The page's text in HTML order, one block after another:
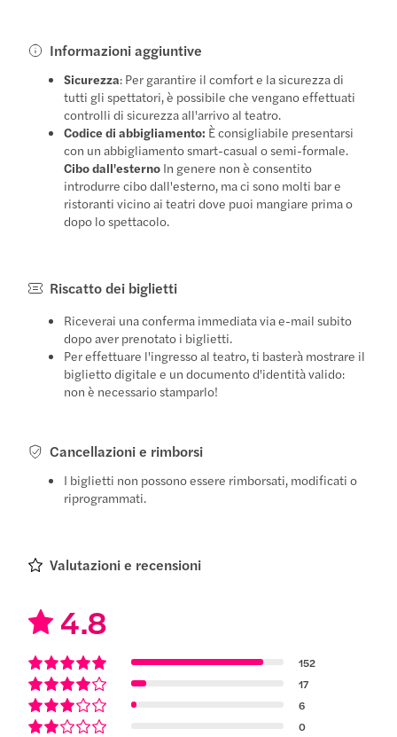
Informazioni aggiuntive
Sicurezza: Per garantire il comfort e la sicurezza di
tutti gli spettatori, è possibile che vengano effettuati
controlli di sicurezza all'arrivo al teatro.
Codice di abbigliamento: È consigliabile presentarsi
con un abbigliamento smart-casual o semi-formale.
Cibo dall'esterno In genere non è consentito
introdurre cibo dall'esterno, ma ci sono molti bar e
ristoranti vicino ai teatri dove puoi mangiare prima o
dopo lo spettacolo.
Riscatto dei biglietti
Riceverai una conferma immediata via e-mail subito
dopo aver prenotato i biglietti.
Per effettuare l'ingresso al teatro, ti basterà mostrare il
biglietto digitale e un documento d'identità valido:
non è necessario stamparlo!
Cancellazioni e rimborsi
I biglietti non possono essere rimborsati, modificati o
riprogrammati.
Valutazioni e recensioni
4.8
152
17
6
0